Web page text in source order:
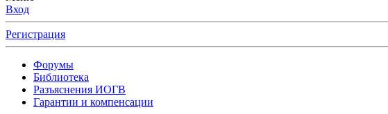
Вход
Регистрация
Форумы
Библиотека
Разъяснения ИОГВ
Гарантии и компенсации